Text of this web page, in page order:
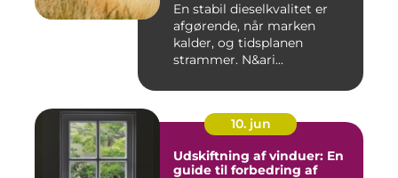
En stabil dieselkvalitet er
afgørende, når marken
kalder, og tidsplanen
strammer. N&ari...
10. jun
Udskiftning af vinduer: En
guide til forbedring af